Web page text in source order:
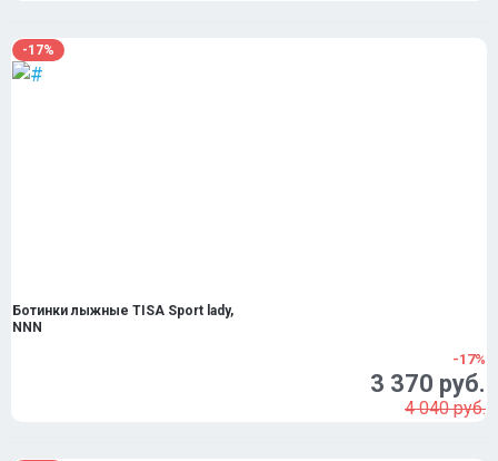
-17%
Ботинки лыжные TISA Sport lady,
NNN
-17%
3 370 руб.
4 040 руб.